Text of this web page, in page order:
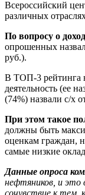
Всероссийский
различных
По вопросу о
опрошенных
руб.).
В ТОП-3 рейтинга
деятельность (ее
(74%) назвали с/х
При этом такое
должны быть
оценкам граждан,
самые низкие
Данные опроса
нефтяников, и это
сочувствие к тем,